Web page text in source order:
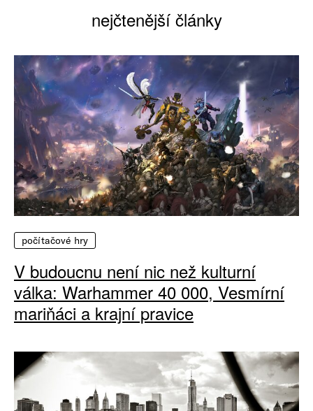
nejčtenější články
počítačové hry
V budoucnu není nic než kulturní
válka: Warhammer 40 000, Vesmírní
mariňáci a krajní pravice